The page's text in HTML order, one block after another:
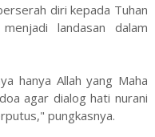
diri kepada Tuhan
landasan dalam
hanya Allah yang Maha
agar dialog hati nurani
pungkasnya.